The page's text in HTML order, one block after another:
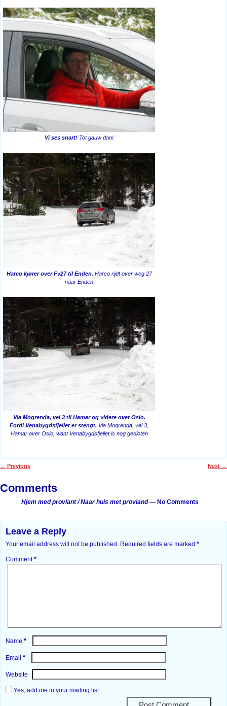
Vi ses snart! Tot gauw dan!
Harco kjører over Fv27 til Enden. Harco rijdt over weg 27
naar Enden
Via Mogrenda, vei 3 til Hamar og videre over Oslo.
Fordi Venabygdsfjellet er stengt. Via Mogrenda, vei 3,
Hamar over Oslo, want Venabygdsfjellet is nog gesloten
← Previous Next →
Comments
Hjem med proviant / Naar huis met proviand— No Comments
Leave a Reply
Your email address will not be published. Required fields are marked *
Comment*
Name *
Email *
Website
Yes, add me to your mailing list